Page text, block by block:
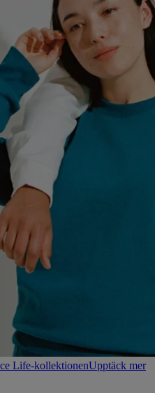
Life-kollektionenUpptäck mer